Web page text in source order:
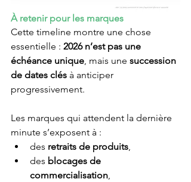
À retenir pour les marques
Cette timeline montre une chose
essentielle : 2026 n’est pas une
échéance unique, mais une succession
de dates clés à anticiper
progressivement.
Les marques qui attendent la dernière
minute s’exposent à :
des retraits de produits,
des blocages de
commercialisation,